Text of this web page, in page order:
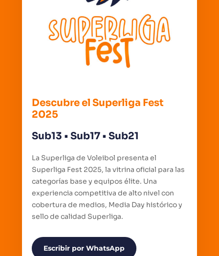
Descubre el Superliga Fest
2025
Sub13 • Sub17 • Sub21
La Superliga de Voleibol presenta el
Superliga Fest 2025, la vitrina oficial para las
categorías base y equipos élite. Una
experiencia competitiva de alto nivel con
cobertura de medios, Media Day histórico y
sello de calidad Superliga.
Escribir por WhatsApp